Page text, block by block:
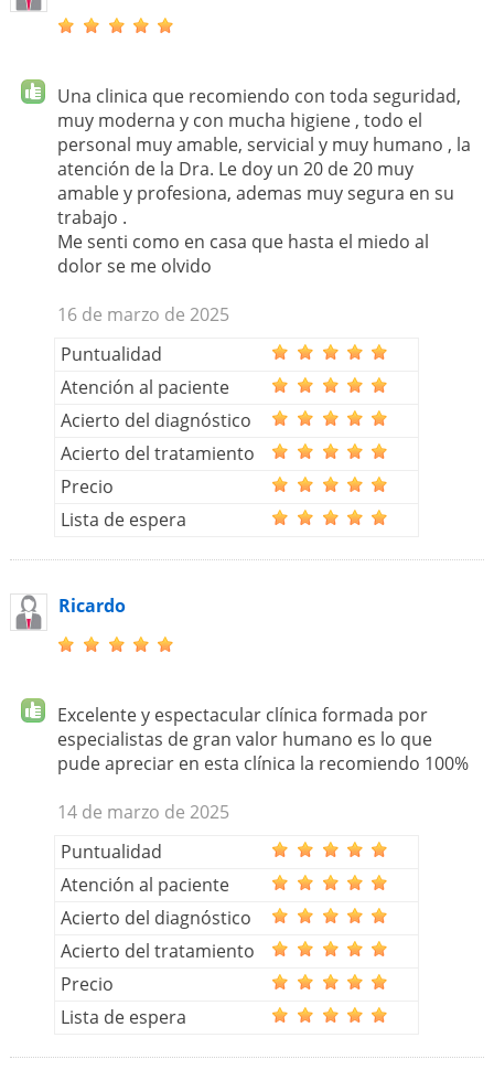
Una clinica que recomiendo con toda seguridad,
muy moderna y con mucha higiene , todo el
personal muy amable, servicial y muy humano , la
atención de la Dra. Le doy un 20 de 20 muy
amable y profesiona, ademas muy segura en su
trabajo .
Me senti como en casa que hasta el miedo al
dolor se me olvido
16 de marzo de 2025
Puntualidad
Atención al paciente
Acierto del diagnóstico
Acierto del tratamiento
Precio
Lista de espera
Ricardo
Excelente y espectacular clínica formada por
especialistas de gran valor humano es lo que
pude apreciar en esta clínica la recomiendo 100%
14 de marzo de 2025
Puntualidad
Atención al paciente
Acierto del diagnóstico
Acierto del tratamiento
Precio
Lista de espera